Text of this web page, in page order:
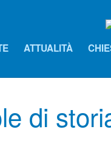
ATTUALITÀ
di